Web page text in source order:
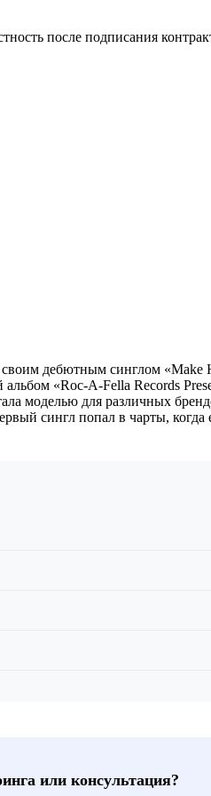
после подписания
дебютным синглом
«Roc-A-Fella Records
моделью для различных
сингл попал в чарты,
или консультация?